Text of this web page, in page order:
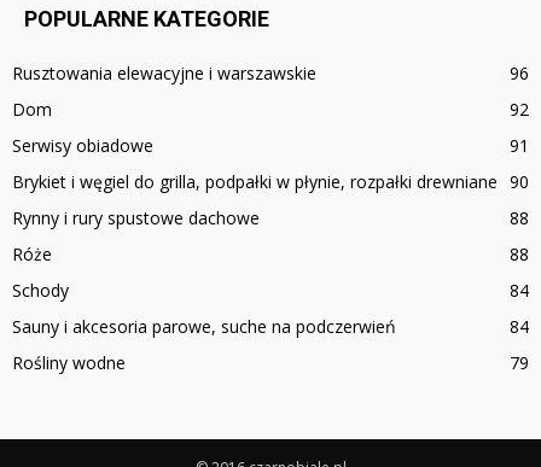
POPULARNE KATEGORIE
Rusztowania elewacyjne i warszawskie
96
Dom
92
Serwisy obiadowe
91
Brykiet i węgiel do grilla, podpałki w płynie, rozpałki drewniane 90
Rynny i rury spustowe dachowe
88
Róże
88
Schody
84
Sauny i akcesoria parowe, suche na podczerwień
84
Rośliny wodne
79